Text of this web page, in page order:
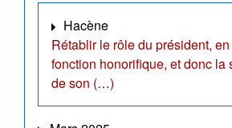
Hacène
Rétablir le rôle du président,
fonction honorifique, et donc la
de son (…)